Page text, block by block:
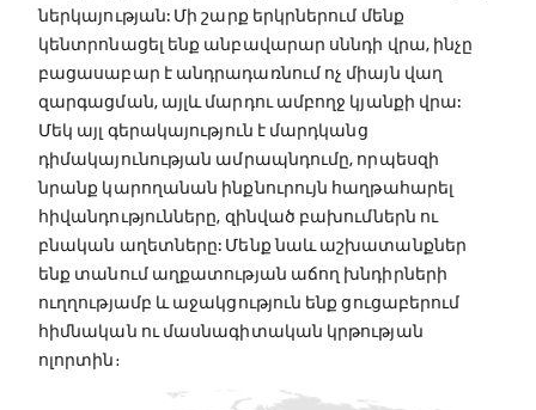
ներկայության: Մի շարք երկրներում մենք
կենտրոնացել ենք անբավարար սննդի վրա, ինչը
բացասաբար է անդրադառնում ոչ միայն վաղ
զարգացման, այլև մարդու ամբողջ կյանքի վրա:
Մեկ այլ գերակայություն է մարդկանց
դիմակայունության ամրապնդումը, որպեսզի
նրանք կարողանան ինքնուրույն հաղթահարել
հիվանդությունները, զինված բախումներն ու
բնական աղետները: Մենք նաև աշխատանքներ
ենք տանում աղքատության աճող խնդիրների
ուղղությամբ և աջակցություն ենք ցուցաբերում
հիմնական ու մասնագիտական կրթության
ոլորտին։